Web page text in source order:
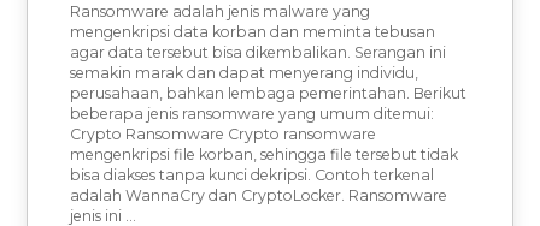
Ransomware adalah jenis malware yang
mengenkripsi data korban dan meminta tebusan
agar data tersebut bisa dikembalikan. Serangan ini
semakin marak dan dapat menyerang individu,
perusahaan, bahkan lembaga pemerintahan. Berikut
beberapa jenis ransomware yang umum ditemui:
Crypto Ransomware Crypto ransomware
mengenkripsi file korban, sehingga file tersebut tidak
bisa diakses tanpa kunci dekripsi. Contoh terkenal
adalah WannaCry dan CryptoLocker. Ransomware
jenis ini …